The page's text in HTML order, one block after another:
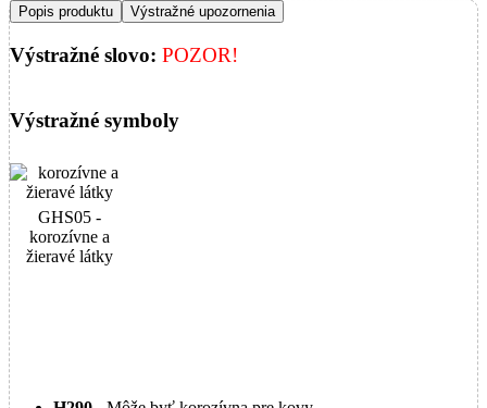
Popis produktu Výstražné upozornenia
Výstražné slovo: POZOR!
Výstražné symboly
GHS05 -
korozívne a
žieravé látky